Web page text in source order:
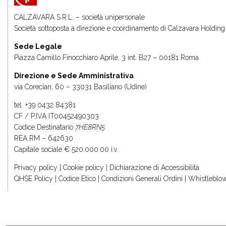
CALZAVARA S.R.L. – società unipersonale
Società sottoposta a direzione e coordinamento di Calzavara Holding
Sede Legale
Piazza Camillo Finocchiaro Aprile, 3 int. B27 – 00181 Roma
Direzione e Sede Amministrativa
via Corecian, 60 – 33031 Basiliano (Udine)
tel. +39 0432 84381
CF / P.IVA IT00452490303
Codice Destinatario 7HE8RN5
REA RM – 642630
Capitale sociale € 520.000.00 i.v.
Privacy policy Cookie policy
Dichiarazione di Accessibilità
QHSE Policy
Codice Etico Condizioni Generali Ordini